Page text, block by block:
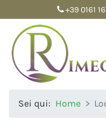
+39 0161
Sei qui: Home